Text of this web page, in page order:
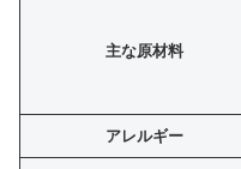
主な原材料
アレルギー